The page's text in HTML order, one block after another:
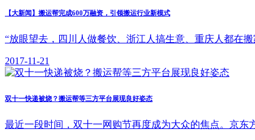
【大新闻】搬运帮完成600万融资，引领搬运行业新模式
“放眼望去，四川人做餐饮、浙江人搞生意、重庆人都在
2017-11-21
双十一快递被烧？搬运帮等三方平台展现良好姿态
最近一段时间，双十一网购节再度成为大众的焦点。京东